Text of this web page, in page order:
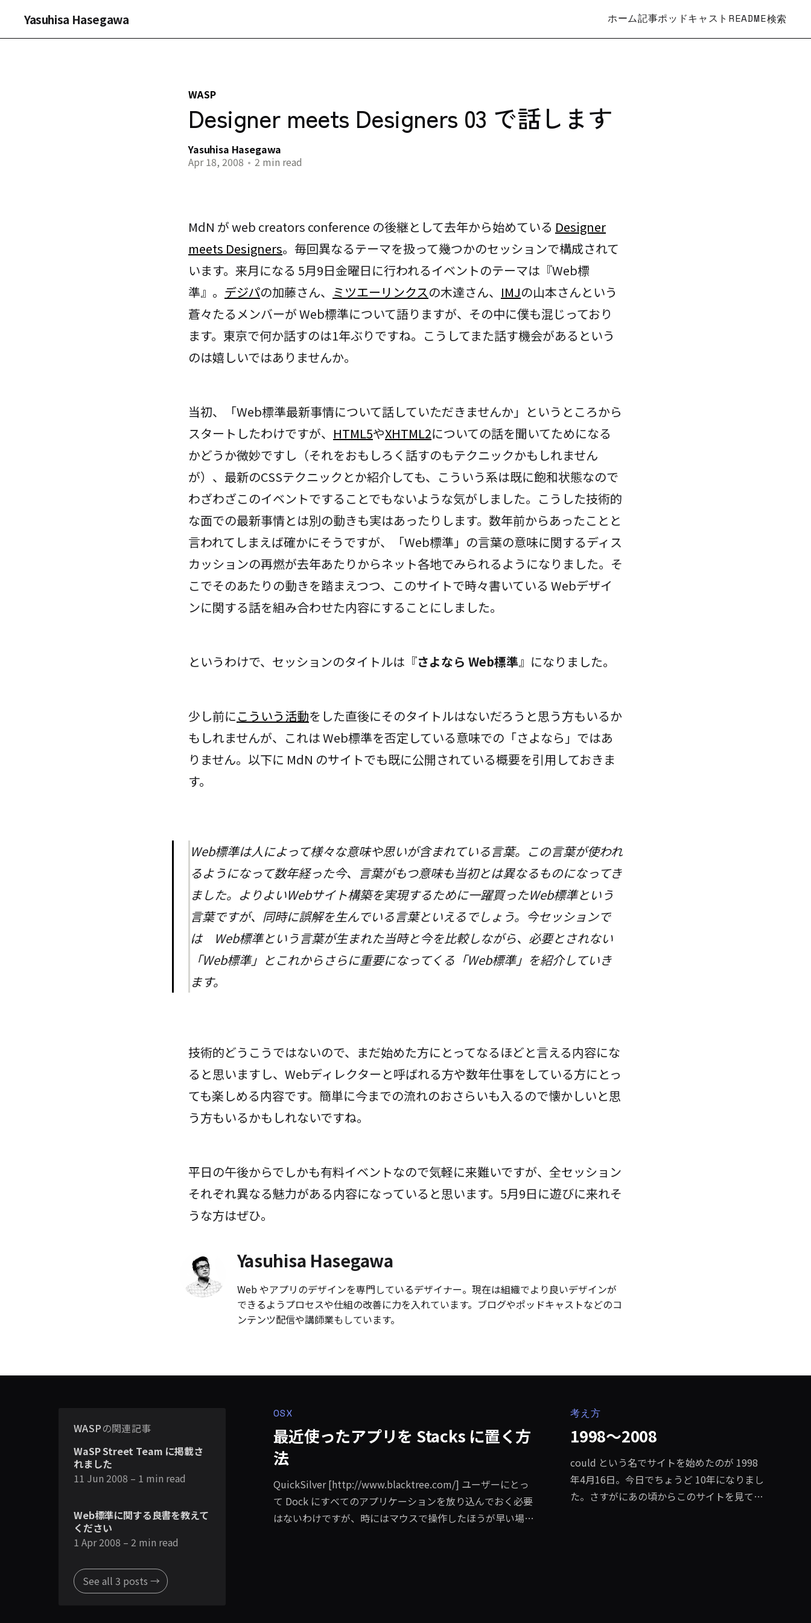
Yasuhisa Hasegawa ホーム記事ポッドキャスト README検索
WASP
Designer meets Designers 03 で話します
Yasuhisa Hasegawa
Apr 18, 2008 • 2 min read
MdN が web creators conference の後継として去年から始めている Designer
meets Designers。毎回異なるテーマを扱って幾つかのセッションで構成されて
います。来月になる 5月9日金曜日に行われるイベントのテーマは『Web標
準』。 デジパの加藤さん、 ミツエーリンクスの木達さん、 IMJの山本さんという
蒼々たるメンバーが Web標準について語りますが、その中に僕も混じっており
ます。東京で何か話すのは1年ぶりですね。こうしてまた話す機会があるという
のは嬉しいではありませんか。
当初、「Web標準最新事情について話していただきませんか」というところから
スタートしたわけですが、 HTML5やXHTML2についての話を聞いてためになる
かどうか微妙ですし（それをおもしろく話すのもテクニックかもしれません
が）、最新のCSSテクニックとか紹介しても、こういう系は既に飽和状態なので
わざわざこのイベントですることでもないような気がしました。こうした技術的
な面での最新事情とは別の動きも実はあったりします。数年前からあったことと
言われてしまえば確かにそうですが、「Web標準」の言葉の意味に関するディス
カッションの再燃が去年あたりからネット各地でみられるようになりました。そ
こでそのあたりの動きを踏まえつつ、このサイトで時々書いている Webデザイ
ンに関する話を組み合わせた内容にすることにしました。
というわけで、セッションのタイトルは『さよなら Web標準』になりました。
少し前にこういう活動をした直後にそのタイトルはないだろうと思う方もいるか
もしれませんが、これは Web標準を否定している意味での「さよなら」ではあ
りません。以下に MdN のサイトでも既に公開されている概要を引用しておきま
す。
Web標準は人によって様々な意味や思いが含まれている言葉。この言葉が使われ
るようになって数年経った今、言葉がもつ意味も当初とは異なるものになってき
ました。よりよいWebサイト構築を実現するために一躍買ったWeb標準という
言葉ですが、同時に誤解を生んでいる言葉といえるでしょう。今セッションで
は Web標準という言葉が生まれた当時と今を比較しながら、必要とされない
「Web標準」とこれからさらに重要になってくる「Web標準」を紹介していき
ます。
技術的どうこうではないので、まだ始めた方にとってなるほどと言える内容にな
ると思いますし、Webディレクターと呼ばれる方や数年仕事をしている方にとっ
ても楽しめる内容です。簡単に今までの流れのおさらいも入るので懐かしいと思
う方もいるかもしれないですね。
平日の午後からでしかも有料イベントなので気軽に来難いですが、全セッション
それぞれ異なる魅力がある内容になっていると思います。5月9日に遊びに来れそ
うな方はぜひ。
Yasuhisa Hasegawa
Web やアプリのデザインを専門しているデザイナー。現在は組織でより良いデザインが
できるようプロセスや仕組の改善に力を入れています。ブログやポッドキャストなどのコ
ンテンツ配信や講師業もしています。
WASPの関連記事
WaSP Street Team に掲載さ
れました
11 Jun 2008 – 1 min read
Web標準に関する良書を教えて
ください
1 Apr 2008 – 2 min read
See all 3 posts →
OSX
最近使ったアプリを Stacks に置く方
法
QuickSilver [http://www.blacktree.com/] ユーザーにとっ
て Dock にすべてのアプリケーションを放り込んでおく必要
はないわけですが、時にはマウスで操作したほうが早い場合
考え方
1998〜2008
could という名でサイトを始めたのが 1998
年4月16日。今日でちょうど 10年になりまし
た。さすがにあの頃からこのサイトを見てい